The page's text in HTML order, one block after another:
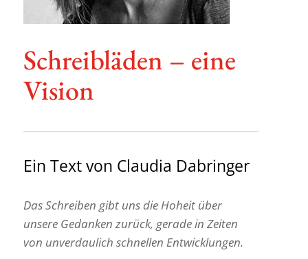
Schreib­läden – eine
Vision
Ein Text von Claudia Dabringer
Das Schreiben gibt uns die Hoheit über
unsere Gedanken zurück, gerade in Zeiten
von unver­dau­lich schnellen Entwicklungen.